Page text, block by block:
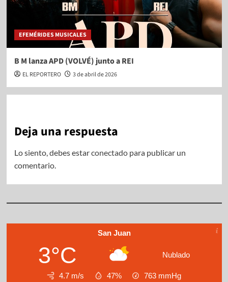
EFEMÉRIDES MUSICALES
B M lanza APD (VOLVÉ) junto a REI
EL REPORTERO 3 de abril de 2026
Deja una respuesta
Lo siento, debes estarconectadopara publicar un
comentario.
San Juan
3°C Nublado
4.7 m/s 47% 763 mmHg